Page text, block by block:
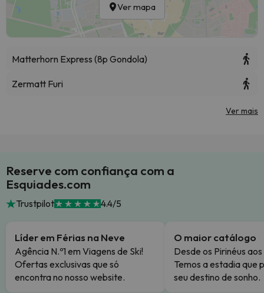
Ver mapa
Matterhorn Express (8p Gondola)
Zermatt Furi
Ver mais
Reserve com confiança com a
Esquiades.com
Trustpilot 4.4/5
Líder em Férias na Neve
Agência N.º1 em Viagens de Ski!
Ofertas exclusivas que só
encontra no nosso website.
O maior catálogo
Desde os Pirinéus
Temos a estadia que
seu destino de sonho.